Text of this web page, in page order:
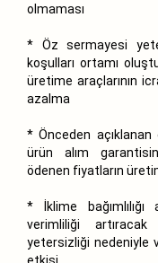
olmaması
* Öz sermayesi
koşulları ortamı
üretime araçlarının
azalma
* Önceden açıklanan
ürün alım
ödenen fiyatların
* İklime bağımlılığı
verimliliği
yetersizliği nedeniyle